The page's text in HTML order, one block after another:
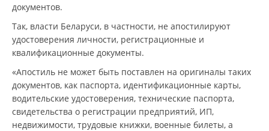
документов.
Так, власти Беларуси, в частности, не апостилируют
удостоверения личности, регистрационные и
квалификационные документы.
«Апостиль не может быть поставлен на оригиналы таких
документов, как паспорта, идентификационные карты,
водительские удостоверения, технические паспорта,
свидетельства о регистрации предприятий, ИП,
недвижимости, трудовые книжки, военные билеты, а